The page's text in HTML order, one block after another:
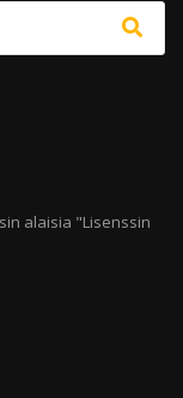
alaisia "Lisenssin